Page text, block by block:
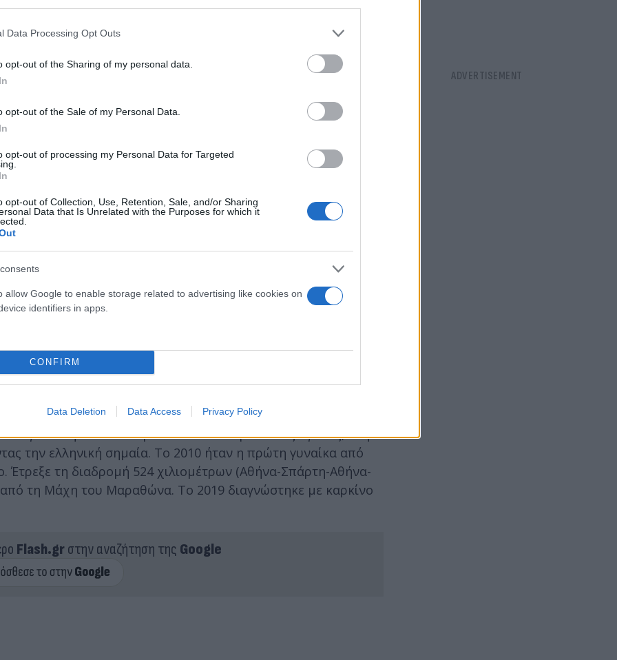
Data Processing Opt Outs
opt-out of the Sharing of my personal data.
opt-out of the Sale of my Personal Data.
opt-out of processing my Personal Data for Targeted
opt-out of Collection, Use, Retention, Sale, and/or Sharing
Data that Is Unrelated with the Purposes for which it
allow Google to enable storage related to advertising like cookies on
identifiers in apps.
CONFIRM
Data Deletion Data Access Privacy Policy
μου κατάφερα να βγω από τη μαυρίλα και να προχωρήσω
η Μαρία Πολύζου.
που χρειαζόμουν την έφτιαχνα μέσα μου.
μην είμαι εντελώς εκεί όπου βρισκόταν το σώμα μου, αλλά
μου», γράφει μεταξύ άλλων στο βιβλίο της.
που αναβίωσε το Φειδιππίδειο
αγωνίστηκε στον Μαραθώνιο σε Ολυμπιακούς Αγώνες, στην
την ελληνική σημαία. Το 2010 ήταν η πρώτη γυναίκα από
Έτρεξε τη διαδρομή 524 χιλιομέτρων (Αθήνα-Σπάρτη-Αθήνα-
τη Μάχη του Μαραθώνα. Το 2019 διαγνώστηκε με καρκίνο
Flash.grστην αναζήτηση της Google